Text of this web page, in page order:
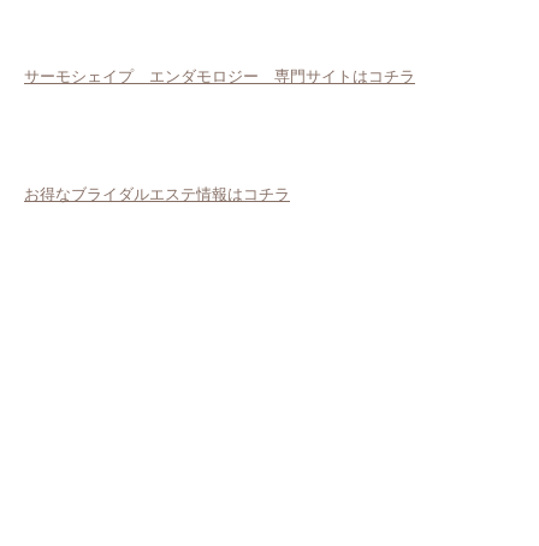
サーモシェイプ エンダモロジー 専門サイトはコチラ
お得なブライダルエステ情報はコチラ